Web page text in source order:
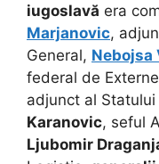
iugoslavă era
Marjanovic,
General, Nebojsa
federal de
adjunct al
Karanovic, seful
Ljubomir